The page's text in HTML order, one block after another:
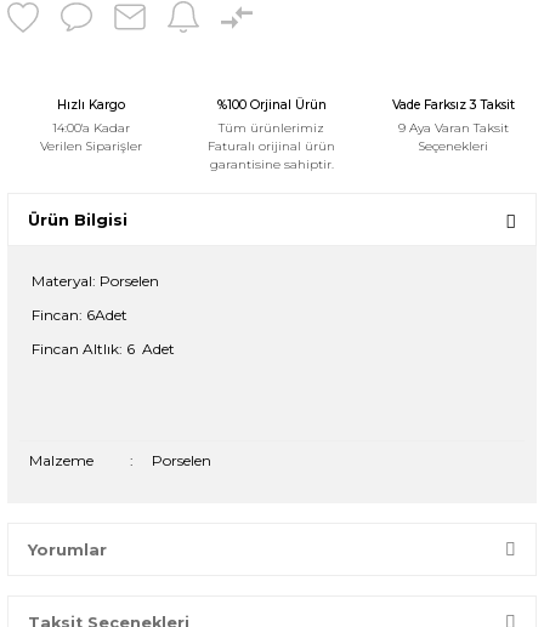
Hızlı Kargo
14:00'a Kadar
Verilen Siparişler
%100 Orjinal Ürün
Tüm ürünlerimiz
Faturalı orijinal ürün
garantisine sahiptir.
Vade Farksız 3 Taksit
9 Aya Varan Taksit
Seçenekleri
Ürün Bilgisi
Materyal: Porselen
Fincan: 6Adet
Fincan Altlık: 6 Adet
Malzeme : Porselen
Yorumlar
Taksit Seçenekleri